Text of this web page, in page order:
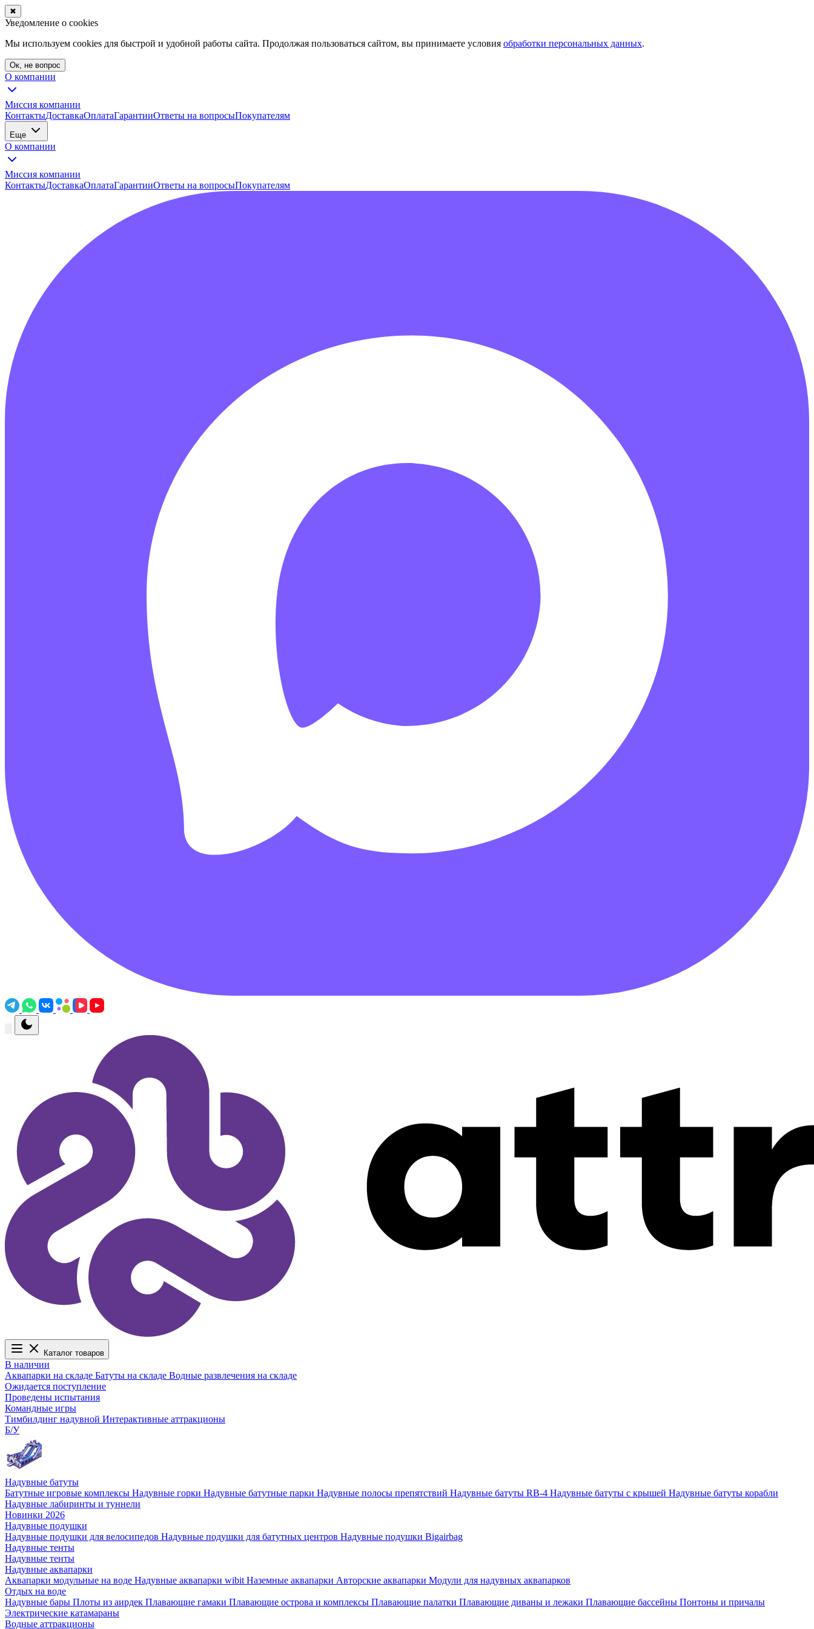
✖
Уведомление о cookies
Мы используем cookies для быстрой и удобной работы сайта. Продолжая пользоваться сайтом, вы принимаете условия обработки персональных данных.
Ок, не вопрос
О компании
Миссия компании
КонтактыДоставкаОплатаГарантииОтветы на вопросыПокупателям
Еще
О компании
Миссия компании
КонтактыДоставкаОплатаГарантииОтветы на вопросыПокупателям
Каталог товаров
В наличии
Аквапарки на складе Батуты на складе Водные развлечения на складе
Ожидается поступление
Проведены испытания
Командные игры
Тимбилдинг надувной Интерактивные аттракционы
Б/У
Надувные батуты
Батутные игровые комплексы Надувные горки Надувные батутные парки Надувные полосы препятствий Надувные батуты RB-4 Надувные батуты с крышей Надувные батуты корабли
Надувные лабиринты и туннели
Новинки 2026
Надувные подушки
Надувные подушки для велосипедов Надувные подушки для батутных центров Надувные подушки Bigairbag
Надувные тенты
Надувные тенты
Надувные аквапарки
Аквапарки модульные на воде Надувные аквапарки wibit Наземные аквапарки Авторские аквапарки Модули для надувных аквапарков
Отдых на воде
Надувные бары Плоты из аирдек Плавающие гамаки Плавающие острова и комплексы Плавающие палатки Плавающие диваны и лежаки Плавающие бассейны Понтоны и причалы
Электрические катамараны
Водные аттракционы